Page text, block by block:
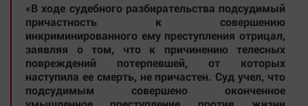
Hедвижимость
Образование
Автомобили
XX век: криминальные уроки
Банки
«В ходе судебного разбирательства подсудимый
причастность к совершению
инкриминированного ему преступления отрицал,
заявляя о том, что к причинению телесных
повреждений потерпевшей, от которых
наступила ее смерть, не причастен. Суд учел, что
подсудимым совершено оконченное